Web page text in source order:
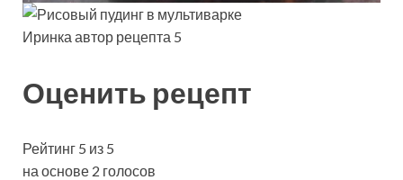
Иринка автор рецепта 5
Оценить рецепт
Рейтинг 5 из 5
на основе 2 голосов